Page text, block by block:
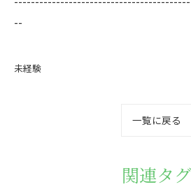
--
未経験
一覧に戻る
関連タグ